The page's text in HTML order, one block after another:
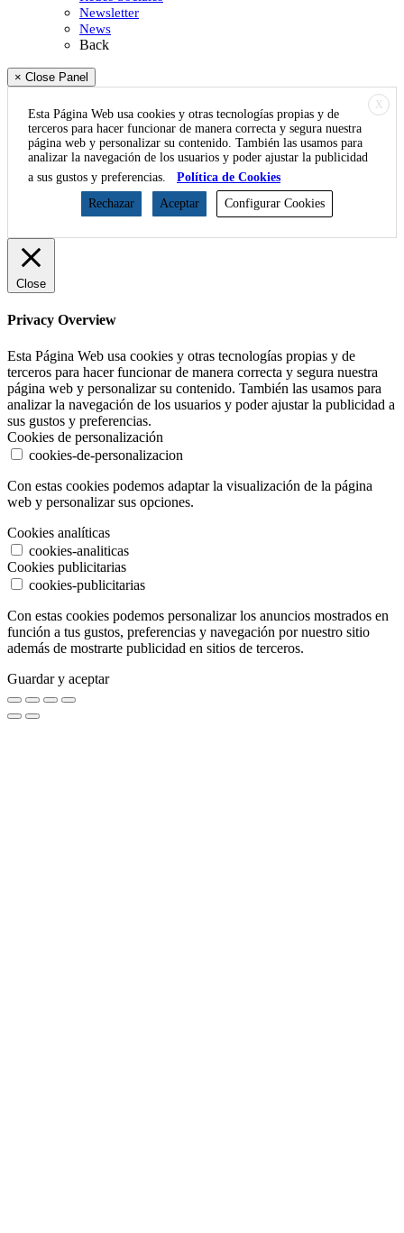
Newsletter
News
Back
× Close Panel
X
Esta Página Web usa cookies y otras tecnologías propias y de
terceros para hacer funcionar de manera correcta y segura nuestra
página web y personalizar su contenido. También las usamos para
analizar la navegación de los usuarios y poder ajustar la publicidad
a sus gustos y preferencias.
Política de Cookies
Rechazar
Aceptar Configurar Cookies
Close
Privacy Overview
Esta Página Web usa cookies y otras tecnologías propias y de
terceros para hacer funcionar de manera correcta y segura nuestra
página web y personalizar su contenido. También las usamos para
analizar la navegación de los usuarios y poder ajustar la publicidad a
sus gustos y preferencias.
Cookies de personalización
cookies-de-personalizacion
Con estas cookies podemos adaptar la visualización de la página
web y personalizar sus opciones.
Cookies analíticas
cookies-analiticas
Cookies publicitarias
cookies-publicitarias
Con estas cookies podemos personalizar los anuncios mostrados en
función a tus gustos, preferencias y navegación por nuestro sitio
además de mostrarte publicidad en sitios de terceros.
Guardar y aceptar